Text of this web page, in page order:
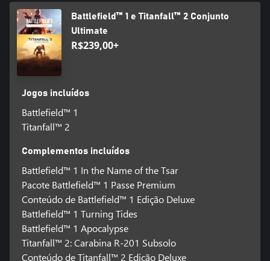
Battlefield™ 1 e Titanfall™ 2 Conjunto
Ultimate
R$239,00+
Jogos incluídos
Battlefield™ 1
Titanfall™ 2
Complementos incluídos
Battlefield™ 1 In the Name of the Tsar
Pacote Battlefield™ 1 Passe Premium
Conteúdo de Battlefield™ 1 Edição Deluxe
Battlefield™ 1 Turning Tides
Battlefield™ 1 Apocalypse
Titanfall™ 2: Carabina R-201 Subsolo
Conteúdo de Titanfall™ 2 Edição Deluxe